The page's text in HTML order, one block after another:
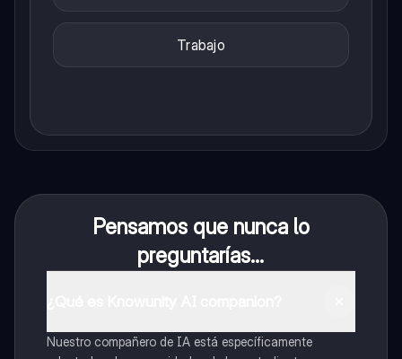
Trabajo
Pensamos que nunca lo
preguntarías...
Nuestro compañero de IA está específicamente